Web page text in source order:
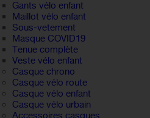
Gants vélo enfant
Maillot vélo enfant
Sous-vetement
Masque COVID19
Tenue complète
Veste vélo enfant
Casque chrono
Casque vélo route
Casque vélo enfant
Casque vélo urbain
Accessoires casques